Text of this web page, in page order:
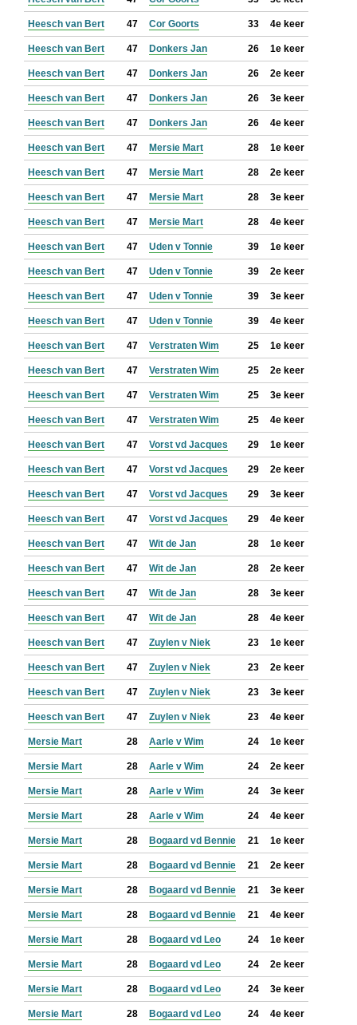
Heesch van Bert 47 Cor Goorts 33 4e keer
Heesch van Bert 47 Donkers Jan 26 1e keer
Heesch van Bert 47 Donkers Jan 26 2e keer
Heesch van Bert 47 Donkers Jan 26 3e keer
Heesch van Bert 47 Donkers Jan 26 4e keer
Heesch van Bert 47 Mersie Mart 28 1e keer
Heesch van Bert 47 Mersie Mart 28 2e keer
Heesch van Bert 47 Mersie Mart 28 3e keer
Heesch van Bert 47 Mersie Mart 28 4e keer
Heesch van Bert 47 Uden v Tonnie 39 1e keer
Heesch van Bert 47 Uden v Tonnie 39 2e keer
Heesch van Bert 47 Uden v Tonnie 39 3e keer
Heesch van Bert 47 Uden v Tonnie 39 4e keer
Heesch van Bert 47 Verstraten Wim 25 1e keer
Heesch van Bert 47 Verstraten Wim 25 2e keer
Heesch van Bert 47 Verstraten Wim 25 3e keer
Heesch van Bert 47 Verstraten Wim 25 4e keer
Heesch van Bert 47 Vorst vd Jacques 29 1e keer
Heesch van Bert 47 Vorst vd Jacques 29 2e keer
Heesch van Bert 47 Vorst vd Jacques 29 3e keer
Heesch van Bert 47 Vorst vd Jacques 29 4e keer
Heesch van Bert 47 Wit de Jan 28 1e keer
Heesch van Bert 47 Wit de Jan 28 2e keer
Heesch van Bert 47 Wit de Jan 28 3e keer
Heesch van Bert 47 Wit de Jan 28 4e keer
Heesch van Bert 47 Zuylen v Niek 23 1e keer
Heesch van Bert 47 Zuylen v Niek 23 2e keer
Heesch van Bert 47 Zuylen v Niek 23 3e keer
Heesch van Bert 47 Zuylen v Niek 23 4e keer
Mersie Mart 28 Aarle v Wim 24 1e keer
Mersie Mart 28 Aarle v Wim 24 2e keer
Mersie Mart 28 Aarle v Wim 24 3e keer
Mersie Mart 28 Aarle v Wim 24 4e keer
Mersie Mart 28 Bogaard vd Bennie 21 1e keer
Mersie Mart 28 Bogaard vd Bennie 21 2e keer
Mersie Mart 28 Bogaard vd Bennie 21 3e keer
Mersie Mart 28 Bogaard vd Bennie 21 4e keer
Mersie Mart 28 Bogaard vd Leo 24 1e keer
Mersie Mart 28 Bogaard vd Leo 24 2e keer
Mersie Mart 28 Bogaard vd Leo 24 3e keer
Mersie Mart 28 Bogaard vd Leo 24 4e keer